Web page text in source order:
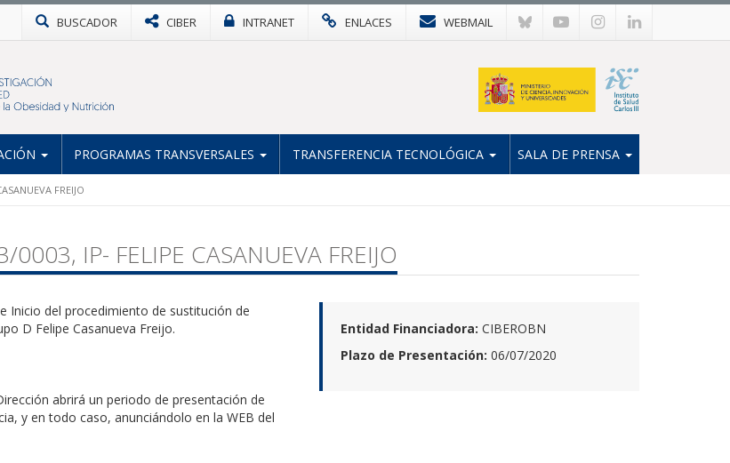
BUSCADOR CIBER INTRANET ENLACES WEBMAIL
PROGRAMAS TRANSVERSALES TRANSFERENCIA TECNOLÓGICA SALA DE PRENSA
FREIJO
IP- FELIPE CASANUEVA FREIJO
Inicio del procedimiento de sustitución de
D Felipe Casanueva Freijo.
abrirá un periodo de presentación de
y en todo caso, anunciándolo en la WEB del
Entidad Financiadora: CIBEROBN
Plazo de Presentación: 06/07/2020